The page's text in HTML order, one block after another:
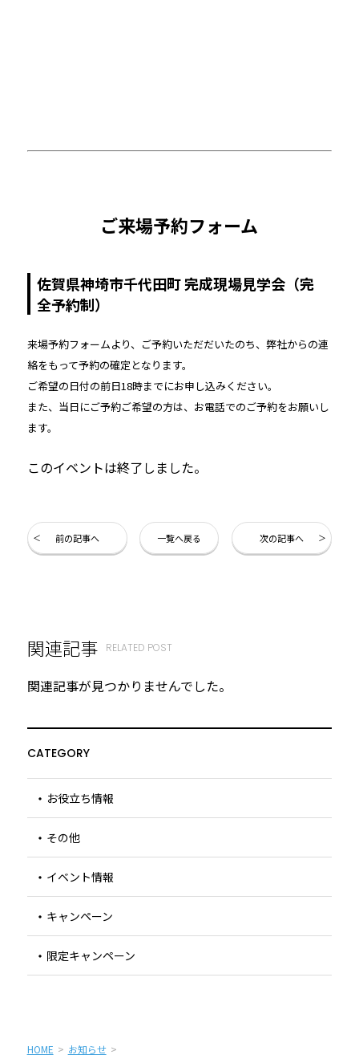
ご来場予約フォーム
佐賀県神埼市千代田町 完成現場見学会（完
全予約制）
来場予約フォームより、ご予約いただだいたのち、弊社からの連
絡をもって予約の確定となります。
ご希望の日付の前日18時までにお申し込みください。
また、当日にご予約ご希望の方は、お電話でのご予約をお願いし
ます。
このイベントは終了しました。
前の記事へ 一覧へ戻る 次の記事へ
関連記事 RELATED POST
関連記事が見つかりませんでした。
CATEGORY
お役立ち情報
その他
イベント情報
キャンペーン
限定キャンペーン
HOME
お知らせ